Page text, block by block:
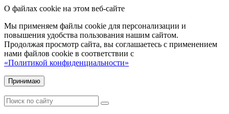
О файлах cookie на этом веб-сайте
Мы применяем файлы cookie для персонализации и
повышения удобства пользования нашим сайтом.
Продолжая просмотр сайта, вы соглашаетесь с применением
нами файлов cookie в соответствии с
«Политикой конфиденциальности»
Принимаю